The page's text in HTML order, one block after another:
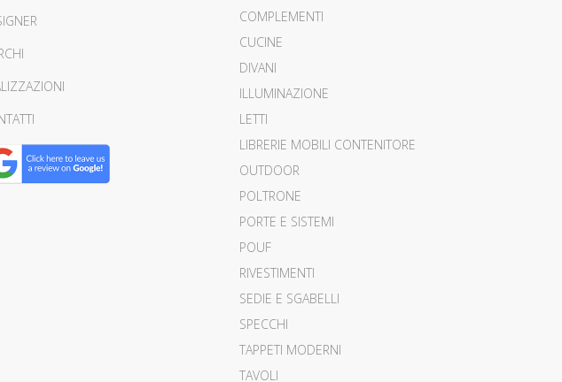
COMPLEMENTI
CUCINE
DIVANI
ILLUMINAZIONE
LETTI
LIBRERIE MOBILI CONTENITORE
OUTDOOR
POLTRONE
PORTE E SISTEMI
POUF
RIVESTIMENTI
SEDIE E SGABELLI
SPECCHI
TAPPETI MODERNI
TAVOLI